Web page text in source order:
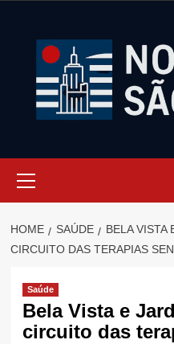
Menu
HOME SAÚDE
BELA VISTA
CIRCUITO DAS TERAPIAS
Saúde
Bela Vista e
circuito das